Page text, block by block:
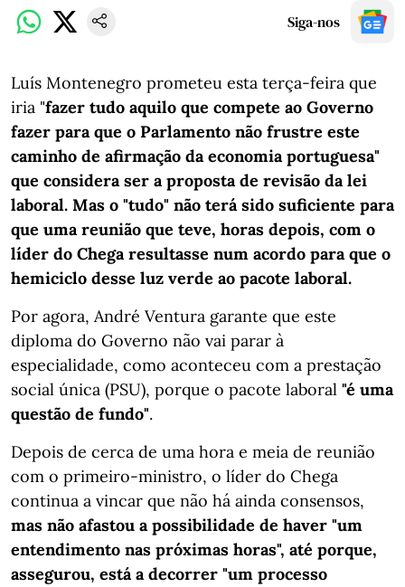
Siga-nos
Luís Montenegro prometeu esta terça-feira que
iria "fazer tudo aquilo que compete ao Governo
fazer para que o Parlamento não frustre este
caminho de afirmação da economia portuguesa"
que considera ser a proposta de revisão da lei
laboral. Mas o "tudo" não terá sido suficiente para
que uma reunião que teve, horas depois, com o
líder do Chega resultasse num acordo para que o
hemiciclo desse luz verde ao pacote laboral.
Por agora, André Ventura garante que este
diploma do Governo não vai parar à
especialidade, como aconteceu com a prestação
social única (PSU), porque o pacote laboral "é uma
questão de fundo".
Depois de cerca de uma hora e meia de reunião
com o primeiro-ministro, o líder do Chega
continua a vincar que não há ainda consensos,
mas não afastou a possibilidade de haver "um
entendimento nas próximas horas", até porque,
assegurou, está a decorrer "um processo